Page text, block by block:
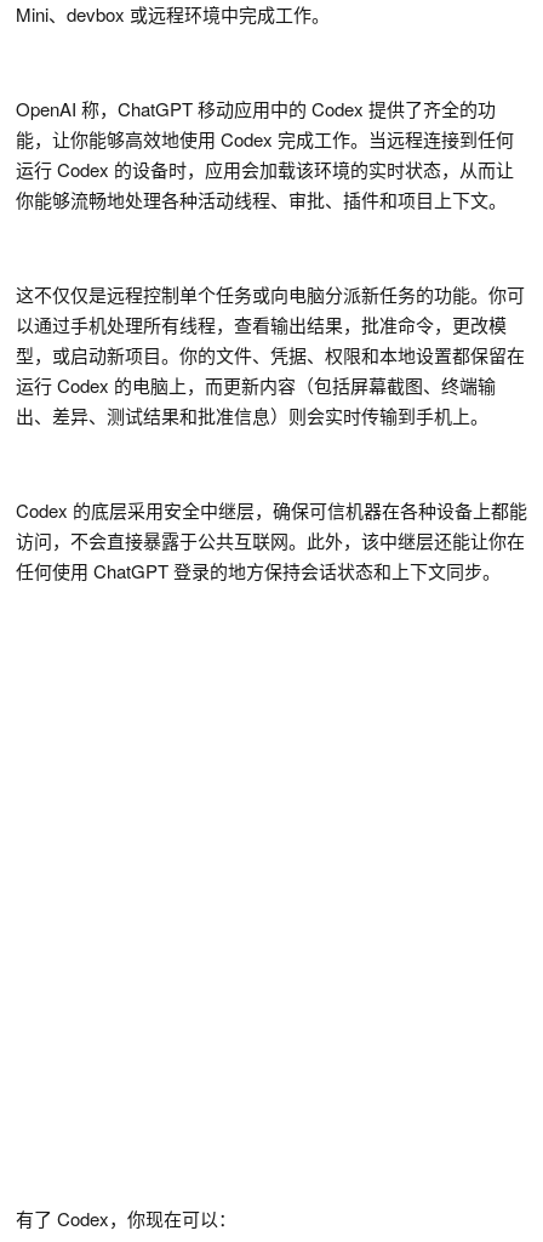
Mini、devbox 或远程环境中完成工作。
OpenAI 称，ChatGPT 移动应用中的 Codex 提供了齐全的功
能，让你能够高效地使用 Codex 完成工作。当远程连接到任何
运行 Codex 的设备时，应用会加载该环境的实时状态，从而让
你能够流畅地处理各种活动线程、审批、插件和项目上下文。
这不仅仅是远程控制单个任务或向电脑分派新任务的功能。你可
以通过手机处理所有线程，查看输出结果，批准命令，更改模
型，或启动新项目。你的文件、凭据、权限和本地设置都保留在
运行 Codex 的电脑上，而更新内容（包括屏幕截图、终端输
出、差异、测试结果和批准信息）则会实时传输到手机上。
Codex 的底层采用安全中继层，确保可信机器在各种设备上都能
访问，不会直接暴露于公共互联网。此外，该中继层还能让你在
任何使用 ChatGPT 登录的地方保持会话状态和上下文同步。
有了 Codex，你现在可以：